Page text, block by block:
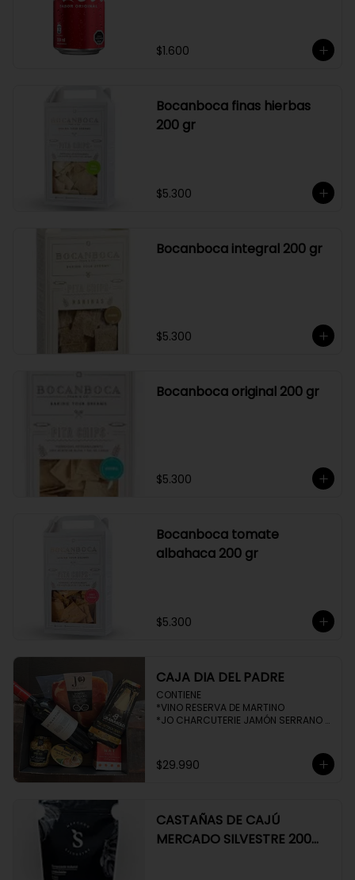
$1.600
Bocanboca finas hierbas
200 gr
$5.300
Bocanboca integral 200 gr
$5.300
Bocanboca original 200 gr
$5.300
Bocanboca tomate
albahaca 200 gr
$5.300
CAJA DIA DEL PADRE
CONTIENE
*VINO RESERVA DE MARTINO
*JO CHARCUTERIE JAMÓN SERRANO
*HENAFF MOUSSE DE CANARD
*NAT CRACKERS PEQUEÑAS
$29.990
CASTAÑAS DE CAJÚ
MERCADO SILVESTRE 200